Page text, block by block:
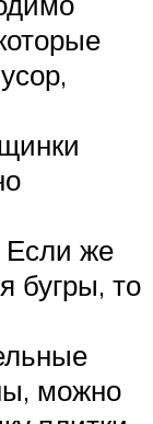
Если же
бугры, то
можно